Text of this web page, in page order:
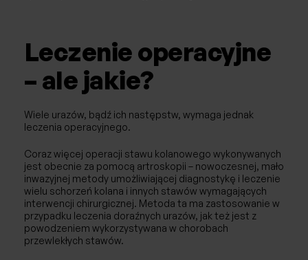
Leczenie operacyjne
– ale jakie?
Wiele urazów, bądź ich następstw, wymaga jednak
leczenia operacyjnego.
Coraz więcej operacji stawu kolanowego wykonywanych
jest obecnie za pomocą artroskopii – nowoczesnej, mało
inwazyjnej metody umożliwiającej diagnostykę i leczenie
wielu schorzeń kolana i innych stawów wymagających
interwencji chirurgicznej. Metoda ta ma zastosowanie w
przypadku leczenia doraźnych urazów, jak też jest z
powodzeniem wykorzystywana w chorobach
przewlekłych stawów.